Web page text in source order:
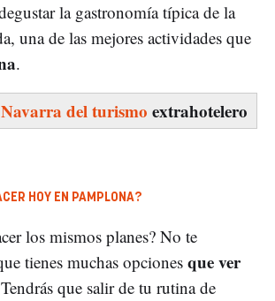
la gastronomía típica de la
una de las mejores actividades que
.
del turismo extrahotelero
HOY EN PAMPLONA?
los mismos planes? No te
tienes muchas opciones que ver
que salir de tu rutina de